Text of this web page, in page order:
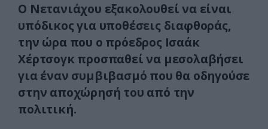
Ο Νετανιάχου εξακολουθεί να είναι
υπόδικος για υποθέσεις διαφθοράς,
την ώρα που ο πρόεδρος Ισαάκ
Χέρτσογκ προσπαθεί να μεσολαβήσει
για έναν συμβιβασμό που θα οδηγούσε
στην αποχώρησή του από την
πολιτική.